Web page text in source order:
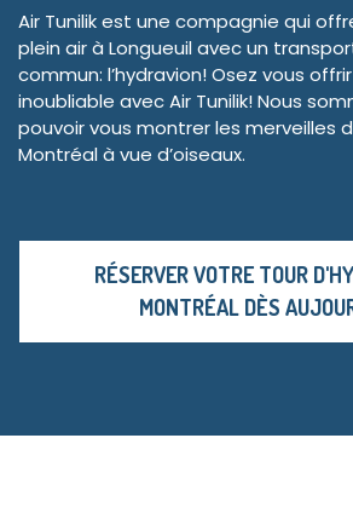
Air Tunilik est une compagnie qui
plein air à Longueuil avec un
commun: l’hydravion! Osez vous
inoubliable avec Air Tunilik! Nous
pouvoir vous montrer les merveilles
Montréal à vue d’oiseaux.
RÉSERVER VOTRE TOUR
MONTRÉAL DÈS